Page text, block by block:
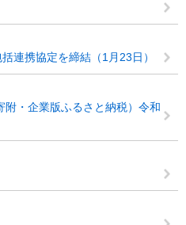
連携協定を締結（1月23日）
・企業版ふるさと納税）令和